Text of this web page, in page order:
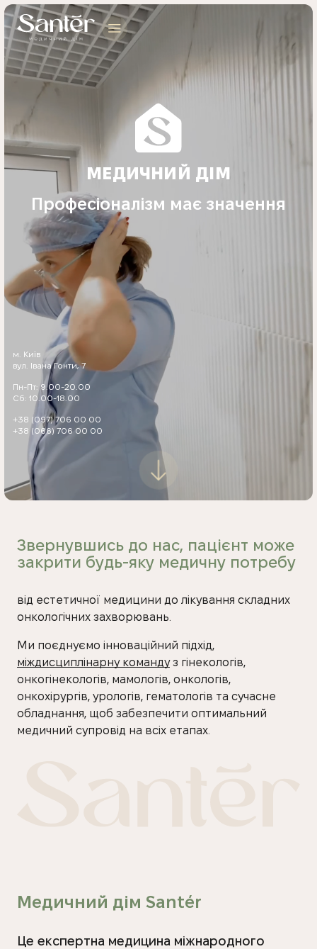
МЕДИЧНИЙ ДІМ
Професіоналізм має значення
м. Київ
вул. Івана Гонти, 7
Пн-Пт: 9.00-20.00
Сб: 10.00-18.00
+38 (097) 706 00 00
+38 (066) 706 00 00
Звернувшись до нас, пацієнт може
закрити будь-яку медичну потребу
від естетичної медицини до лікування складних
онкологічних захворювань.
Ми поєднуємо інноваційний підхід,
міждисциплінарну командуз гінекологів,
онкогінекологів, мамологів, онкологів,
онкохірургів, урологів, гематологів та сучасне
обладнання, щоб забезпечити оптимальний
медичний супровід на всіх етапах.
Медичний дім Santér
Це експертна медицина міжнародного